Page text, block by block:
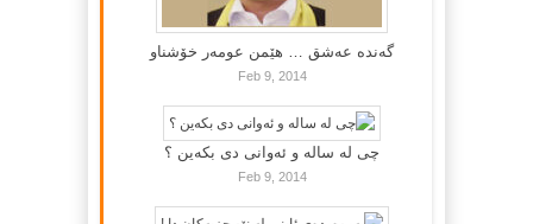
گه‌نده‌ عه‌شق … هێمن عومه‌ر خۆشناو
Feb 9, 2014
چی لە سالە و ئەوانی دی بكەین ؟
Feb 9, 2014